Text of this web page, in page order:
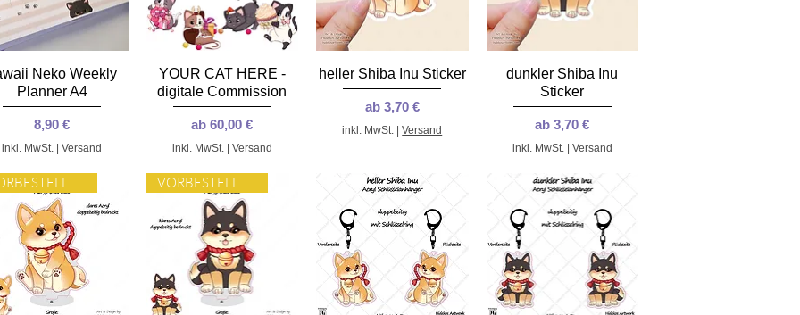
Schnellansicht
Neko Weekly
Planner A4
Preis
8,90 €
inkl. MwSt. |Versand
Schnellansicht
YOUR CAT HERE -
digitale Commission
ab60,00 €
Sale-Preis
inkl. MwSt.| Versand
Schnellansicht
heller Shiba Inu Sticker
ab 3,70 €
Sale-Preis
inkl. MwSt. |Versand
Schnellansicht
dunkler Shiba Inu
Sticker
ab3,70 €
Sale-Preis
inkl. MwSt.| Versand
VORBESTELLUNG VORBESTELLUNG